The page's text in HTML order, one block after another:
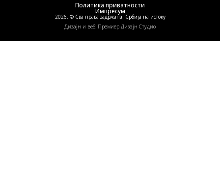
2026. © Сва права задржана. Србија на истоку
Импресум
Политика приватности
Дизајн и веб: Премиер Дизајн Студио